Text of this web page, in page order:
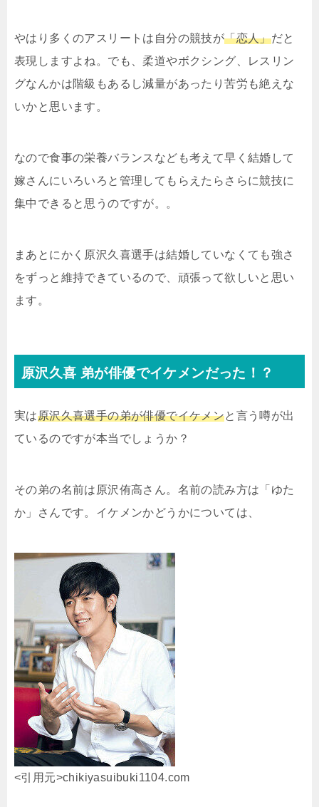
やはり多くのアスリートは自分の競技が「恋人」だと
表現しますよね。でも、柔道やボクシング、レスリン
グなんかは階級もあるし減量があったり苦労も絶えな
いかと思います。
なので食事の栄養バランスなども考えて早く結婚して
嫁さんにいろいろと管理してもらえたらさらに競技に
集中できると思うのですが。。
まあとにかく原沢久喜選手は結婚していなくても強さ
をずっと維持できているので、頑張って欲しいと思い
ます。
原沢久喜 弟が俳優でイケメンだった！？
実は原沢久喜選手の弟が俳優でイケメンと言う噂が出
ているのですが本当でしょうか？
その弟の名前は 原沢侑高さん。名前の読み方は「ゆた
か」さんです。イケメンかどうかについては、
<引用元>chikiyasuibuki1104.com